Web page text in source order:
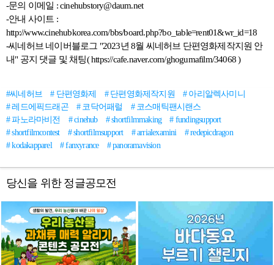
-문의 이메일 : cinehubstory@daum.net
-안내 사이트 :
http://www.cinehubkorea.com/bbs/board.php?bo_table=rent01&wr_id=18
-씨네허브 네이버블로그 "2023년8월 씨네허브 단편영화제작지원 안
내" 공지 댓글 및 채팅( https://cafe.naver.com/ghogumafilm/34068 )
#씨네허브 # 단편영화제 # 단편영화제작지원
# 아리알렉사미니
# 레드에픽드래곤
# 코닥어패럴
# 코스매틱팬시랜스
# 파노라마비전
# cinehub # shortfilmmaking
# fundingsupport
# shortfilmcontest
# shortfilmsupport # arrialexamini
# redepicdragon
# kodakapparel
# fanxyrance # panoramavision
당신을 위한 정글공모전